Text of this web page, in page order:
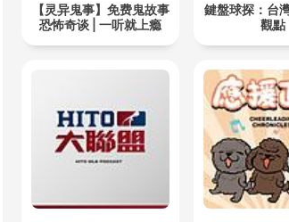
【灵异鬼事】免费鬼故事
恐怖奇谈 | 一听就上瘾
鍵盤球探：台
觀點